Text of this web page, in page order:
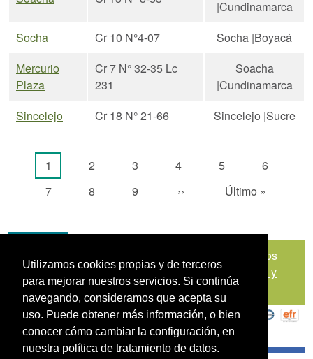
Utilizamos cookies propias y de terceros
para mejorar nuestros servicios. Si continúa
navegando, consideramos que acepta su
uso. Puede obtener más información, o bien
conocer cómo cambiar la configuración, en
nuestra política de tratamiento de datos.
|Cundinamarca
Socha
Cr 10 N°4-07
Socha |Boyacá
Mercurio
Plaza
Cr 7 N° 32-35 Lc
231
Soacha
|Cundinamarca
Sincelejo
Cr 18 N° 21-66 Sincelejo |Sucre
PaginaciónPágina actual
1 Página
2 Página
3 Página
4 Página
5 Página
6
Página
7 Página
8 Página
9 Siguiente página
›› Última página
Último »
Política de Tratamiento de Datos
Personales|Políticas de Seguridad, Términos y
Condiciones de Uso